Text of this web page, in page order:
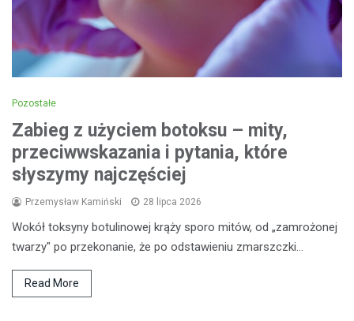
Pozostałe
Zabieg z użyciem botoksu – mity,
przeciwwskazania i pytania, które
słyszymy najczęściej
Przemysław Kamiński 28 lipca 2026
Wokół toksyny botulinowej krąży sporo mitów, od „zamrożonej
twarzy" po przekonanie, że po odstawieniu zmarszczki…
Read More